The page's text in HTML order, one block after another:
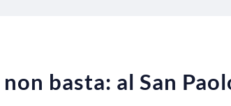
basta: al San